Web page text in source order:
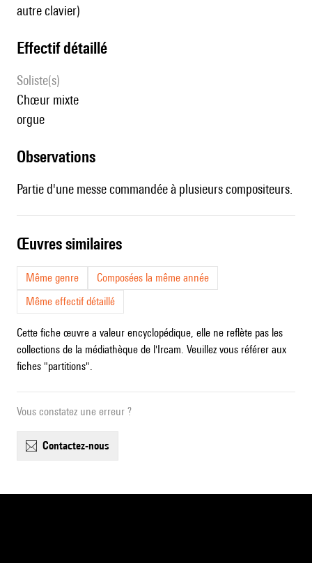
autre clavier)
effectif détaillé
Soliste(s)
chœur mixte
orgue
observations
Partie d'une messe commandée à plusieurs compositeurs.
œuvres similaires
Même genre
Composées la même année
Même effectif détaillé
Cette fiche œuvre a valeur encyclopédique, elle ne reflète pas les
collections de la médiathèque de l'Ircam. Veuillez vous référer aux
fiches "partitions".
Vous constatez une erreur ?
contactez-nous